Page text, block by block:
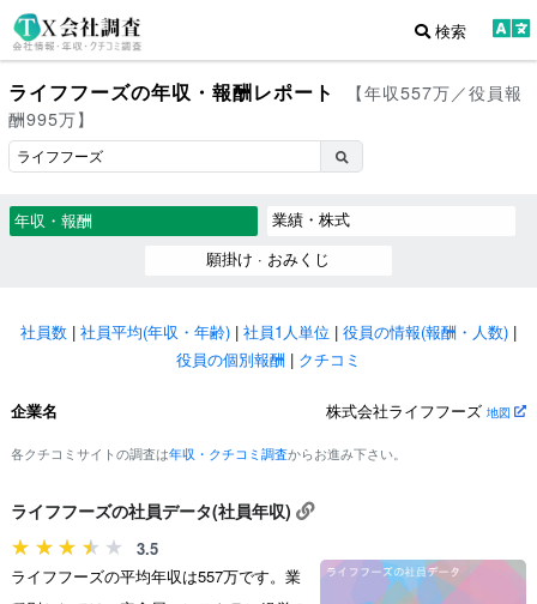
検索
ライフフーズの年収・報酬レポート
【年収557万／役員報
酬995万】
年収・報酬
業績・株式
願掛け · おみくじ
社員数 | 社員平均(年収・年齢) | 社員1人単位 | 役員の情報(報酬・人数) |
役員の個別報酬 | クチコミ
企業名 株式会社ライフフーズ 地図
各クチコミサイトの調査は年収・クチコミ調査からお進み下さい。
ライフフーズの社員データ(社員年収)
3.5
ライフフーズの平均年収は557万です。業